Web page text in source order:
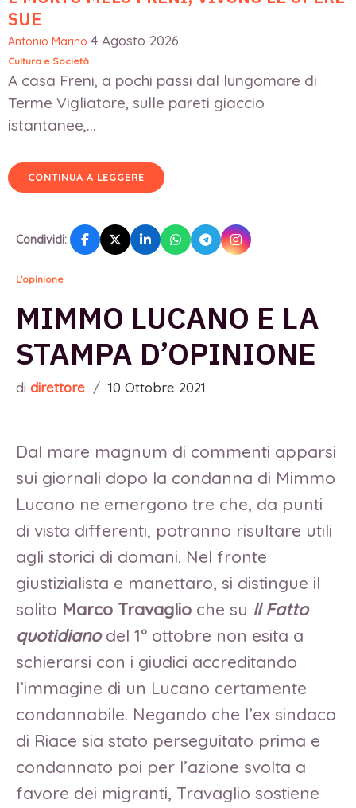
SUE
Antonio Marino 4 Agosto 2026
Cultura e Società
A casa Freni, a pochi passi dal lungomare di
Terme Vigliatore, sulle pareti giaccio
istantanee,...
CONTINUA A LEGGERE
Condividi:
L'opinione
MIMMO LUCANO E LA
STAMPA D’OPINIONE
di direttore / 10 Ottobre 2021
Dal mare magnum di commenti apparsi
sui giornali dopo la condanna di Mimmo
Lucano ne emergono tre che, da punti
di vista differenti, potranno risultare utili
agli storici di domani. Nel fronte
giustizialista e manettaro, si distingue il
solito Marco Travaglio che su Il Fatto
quotidianodel 1° ottobre non esita a
schierarsi con i giudici accreditando
l’immagine di un Lucano certamente
condannabile. Negando che l’ex sindaco
di Riace sia stato perseguitato prima e
condannato poi per l’azione svolta a
favore dei migranti, Travaglio sostiene